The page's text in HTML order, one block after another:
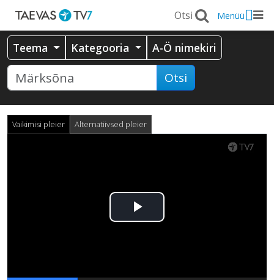
Menüü
Teema Kategooria A-Ö nimekiri
Otsi
Vaikimisi pleier Alternatiivsed pleier
Esita